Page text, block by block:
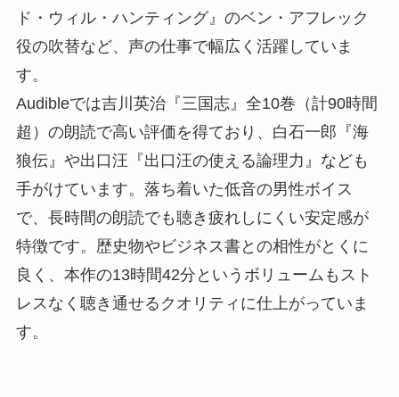
ド・ウィル・ハンティング』のベン・アフレック
役の吹替など、声の仕事で幅広く活躍していま
す。
Audibleでは吉川英治『三国志』全10巻（計90時間
超）の朗読で高い評価を得ており、白石一郎『海
狼伝』や出口汪『出口汪の使える論理力』なども
手がけています。落ち着いた低音の男性ボイス
で、長時間の朗読でも聴き疲れしにくい安定感が
特徴です。歴史物やビジネス書との相性がとくに
良く、本作の13時間42分というボリュームもスト
レスなく聴き通せるクオリティに仕上がっていま
す。